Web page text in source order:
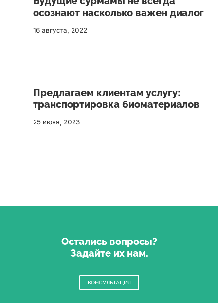
осознают насколько важен диалог
16 августа, 2022
Предлагаем клиентам услугу:
транспортировка биоматериалов
25 июня, 2023
Остались вопросы?
Задайте их нам.
КОНСУЛЬТАЦИЯ